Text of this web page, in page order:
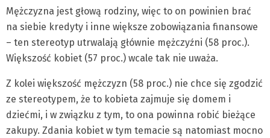
Mężczyzna jest głową rodziny, więc to on powinien brać
na siebie kredyty i inne większe zobowiązania finansowe
– ten stereotyp utrwalają głównie mężczyźni (58 proc.).
Większość kobiet (57 proc.) wcale tak nie uważa.
Z kolei większość mężczyzn (58 proc.) nie chce się zgodzić
ze stereotypem, że to kobieta zajmuje się domem i
dziećmi, i w związku z tym, to ona powinna robić bieżące
zakupy. Zdania kobiet w tym temacie są natomiast mocno